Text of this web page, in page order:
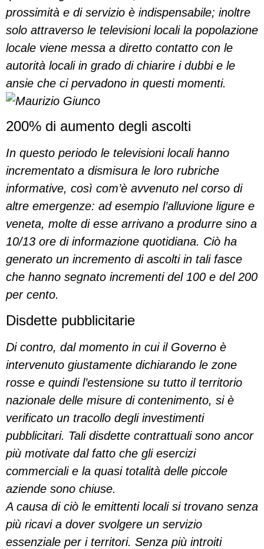
prossimità e di servizio è indispensabile; inoltre
solo attraverso le televisioni locali la popolazione
locale viene messa a diretto contatto con le
autorità locali in grado di chiarire i dubbi e le
ansie che ci pervadono in questi momenti.
200% di aumento degli ascolti
In questo periodo le televisioni locali hanno
incrementato a dismisura le loro rubriche
informative, così com’è avvenuto nel corso di
altre emergenze: ad esempio l’alluvione ligure e
veneta, molte di esse arrivano a produrre sino a
10/13 ore di informazione quotidiana. Ciò ha
generato un incremento di ascolti in tali fasce
che hanno segnato incrementi del 100 e del 200
per cento.
Disdette pubblicitarie
Di contro, dal momento in cui il Governo è
intervenuto giustamente dichiarando le zone
rosse e quindi l’estensione su tutto il territorio
nazionale delle misure di contenimento, si è
verificato un tracollo degli investimenti
pubblicitari. Tali disdette contrattuali sono ancor
più motivate dal fatto che gli esercizi
commerciali e la quasi totalità delle piccole
aziende sono chiuse.
A causa di ciò le emittenti locali si trovano senza
più ricavi a dover svolgere un servizio
essenziale per i territori. Senza più introiti